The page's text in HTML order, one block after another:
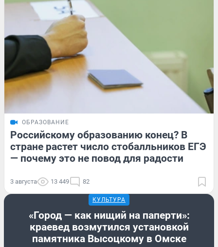
ОБРАЗОВАНИЕ
Российскому образованию конец? В
стране растет число стобалльников ЕГЭ
— почему это не повод для радости
3 августа 13 449 82
КУЛЬТУРА
«Город — как нищий на паперти»:
краевед возмутился установкой
памятника Высоцкому в Омске